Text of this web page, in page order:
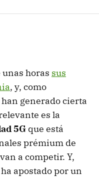
horas sus
, y, como
generado cierta
es la
5G que está
prémium de
a competir. Y,
apostado por un